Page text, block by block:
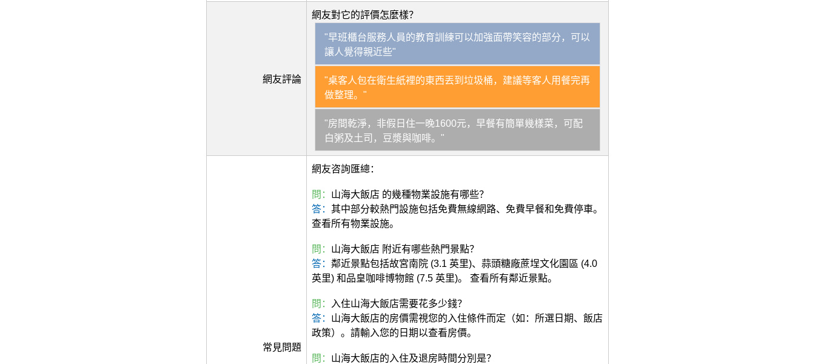
網友評論
網友對它的評價怎麼樣？
"早班櫃台服務人員的教育訓練可以加強面帶笑容的部分，可以
讓人覺得親近些"
"桌客人包在衛生紙裡的東西丟到垃圾桶，建議等客人用餐完再
做整理。"
"房間乾淨，非假日住一晚1600元，早餐有簡單幾樣菜，可配
白粥及土司，豆漿與咖啡。"
常見問題
網友咨詢匯總：
問： 山海大飯店 的幾種物業設施有哪些？
答： 其中部分較熱門設施包括免費無線網路、免費早餐和免費停車。
查看所有物業設施。
問： 山海大飯店 附近有哪些熱門景點？
答： 鄰近景點包括故宮南院 (3.1 英里)、蒜頭糖廠蔗埕文化園區 (4.0
英里) 和品皇咖啡博物館 (7.5 英里)。 查看所有鄰近景點。
問：
入住山海大飯店需要花多少錢？
答： 山海大飯店的房價需視您的入住條件而定（如：所選日期、飯店
政策）。請輸入您的日期以查看房價。
問： 山海大飯店的入住及退房時間分別是？